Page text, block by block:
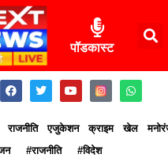
पॉडकास्ट
राजनीति एजुकेशन क्राइम खेल
#राजनीति #विदेश